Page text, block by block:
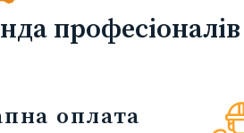
професіоналів
оплата